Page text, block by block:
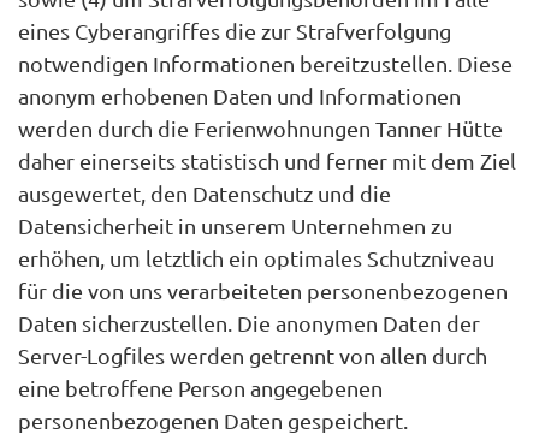
eines Cyberangriffes die zur Strafverfolgung
notwendigen Informationen bereitzustellen. Diese
anonym erhobenen Daten und Informationen
werden durch die Ferienwohnungen Tanner Hütte
daher einerseits statistisch und ferner mit dem Ziel
ausgewertet, den Datenschutz und die
Datensicherheit in unserem Unternehmen zu
erhöhen, um letztlich ein optimales Schutzniveau
für die von uns verarbeiteten personenbezogenen
Daten sicherzustellen. Die anonymen Daten der
Server-Logfiles werden getrennt von allen durch
eine betroffene Person angegebenen
personenbezogenen Daten gespeichert.